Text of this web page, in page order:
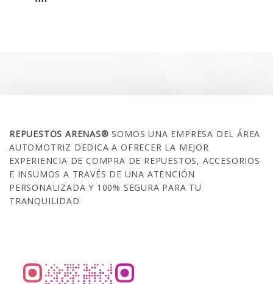
REPUESTOS ARENAS®SOMOS UNA EMPRESA DEL ÁREA
AUTOMOTRIZ DEDICA A OFRECER LA MEJOR
EXPERIENCIA DE COMPRA DE REPUESTOS, ACCESORIOS
E INSUMOS A TRAVÉS DE UNA ATENCIÓN
PERSONALIZADA Y 100% SEGURA PARA TU
TRANQUILIDAD